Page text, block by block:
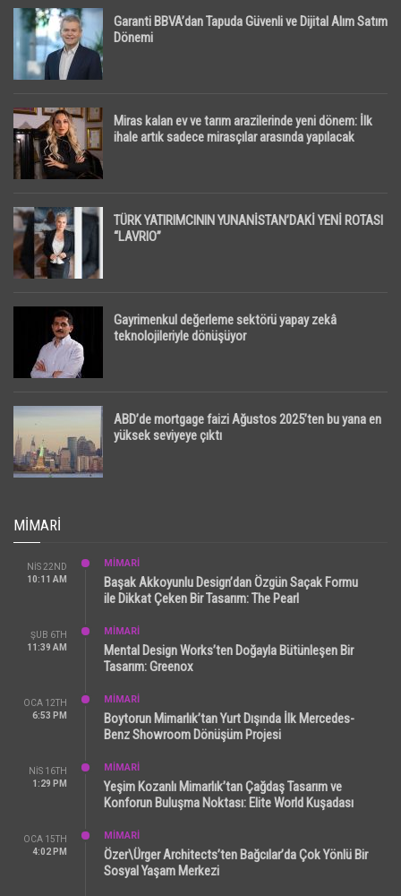
Garanti BBVA’dan Tapuda Güvenli ve Dijital Alım Satım
Dönemi
Miras kalan ev ve tarım arazilerinde yeni dönem: İlk
ihale artık sadece mirasçılar arasında yapılacak
TÜRK YATIRIMCININ YUNANİSTAN’DAKİ YENİ ROTASI
“LAVRIO”
Gayrimenkul değerleme sektörü yapay zekâ
teknolojileriyle dönüşüyor
ABD’de mortgage faizi Ağustos 2025’ten bu yana en
yüksek seviyeye çıktı
MIMARI
NIS 22ND
10:11 AM
MİMARİ
Başak Akkoyunlu Design’dan Özgün Saçak Formu
ile Dikkat Çeken Bir Tasarım: The Pearl
ŞUB 6TH
11:39 AM
MİMARİ
Mental Design Works’ten Doğayla Bütünleşen Bir
Tasarım: Greenox
OCA 12TH
6:53 PM
MİMARİ
Boytorun Mimarlık’tan Yurt Dışında İlk Mercedes-
Benz Showroom Dönüşüm Projesi
NIS 16TH
1:29 PM
MİMARİ
Yeşim Kozanlı Mimarlık’tan Çağdaş Tasarım ve
Konforun Buluşma Noktası: Elite World Kuşadası
OCA 15TH
4:02 PM
MİMARİ
Özer\Ürger Architects’ten Bağcılar’da Çok Yönlü Bir
Sosyal Yaşam Merkezi